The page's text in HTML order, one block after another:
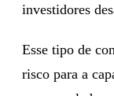
investidores
Esse tipo de
risco para a